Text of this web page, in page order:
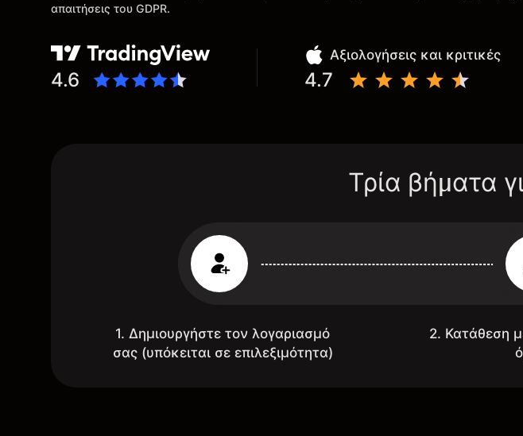
απαιτήσεις του GDPR.
4.6
Αξιολογήσεις και κριτικές
4.7
Τρία βήματα
1. Δημιουργήστε τον λογαριασμό
σας (υπόκειται σε επιλεξιμότητα)
2. Κατάθεση